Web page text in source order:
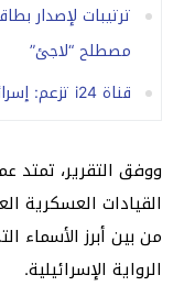
ترتيبات لإصدار
مصطلح “لاجئ”
قناة i24 تزعم: إسرائيل تتمركز داخل الخط الأصفر الأصلي
ووفق التقرير، تمتد
القيادات العسكرية
من بين أبرز الأسماء
الرواية الإسرائيلية.